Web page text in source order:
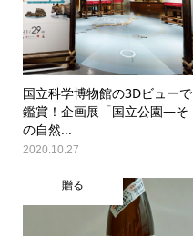
国立科学博物館の3Dビューで
鑑賞！企画展「国立公園―そ
の自然...
2020.10.27
贈る